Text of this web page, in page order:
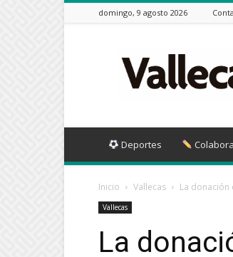
domingo, 9 agosto 2026
VA
Deportes
Inicio Vallecas La donación
Vallecas
La